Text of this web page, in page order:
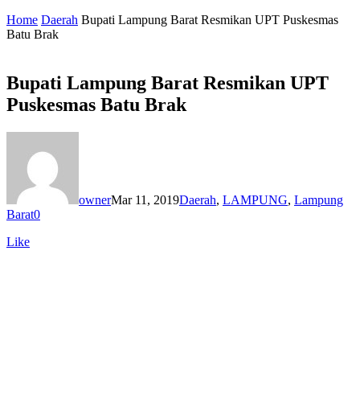
Home Daerah Bupati Lampung Barat Resmikan UPT Puskesmas
Batu Brak
Bupati Lampung Barat Resmikan UPT
Puskesmas Batu Brak
ownerMar 11, 2019Daerah, LAMPUNG, Lampung
Barat0
Like